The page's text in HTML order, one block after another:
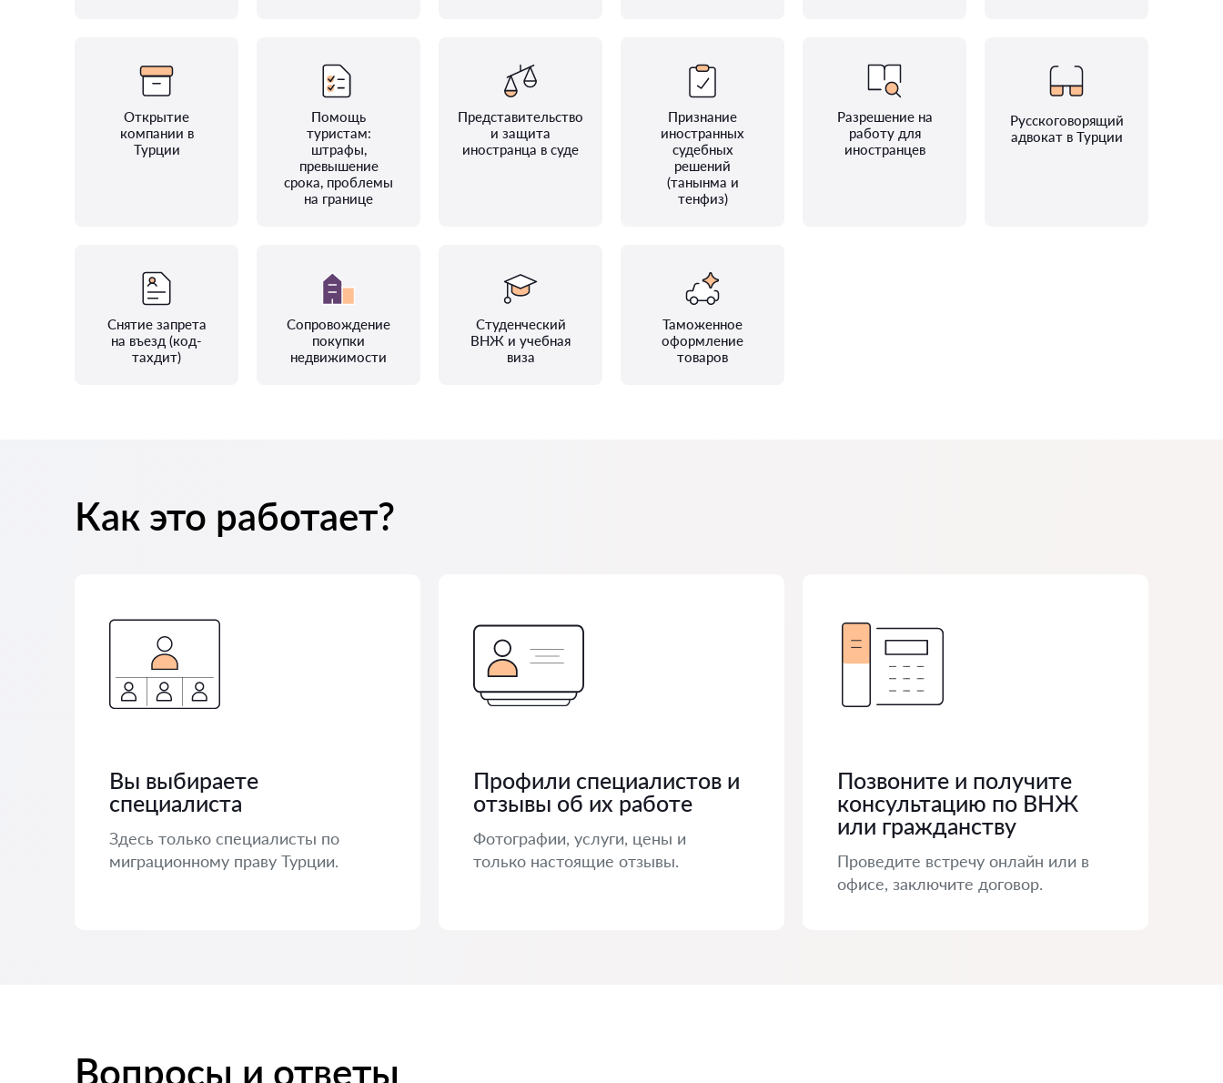
Открытие
компании в
Турции
Помощь
туристам:
штрафы,
превышение
срока, проблемы
на границе
Представительство
и защита
иностранца в суде
Признание
иностранных
судебных
решений
(танынма и
тенфиз)
Разрешение на
работу для
иностранцев
Русскоговорящий
адвокат в Турции
Снятие запрета
на въезд (код-
тахдит)
Сопровождение
покупки
недвижимости
Студенческий
ВНЖ и учебная
виза
Таможенное
оформление
товаров
Как это работает?
Вы выбираете
специалиста
Здесь только специалисты по
миграционному праву Турции.
Профили специалистов и
отзывы об их работе
Фотографии, услуги, цены и
только настоящие отзывы.
Позвоните и получите
консультацию по ВНЖ
или гражданству
Проведите встречу онлайн или в
офисе, заключите договор.
Вопросы и ответы